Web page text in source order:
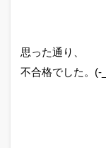
思った通り、
不合格でした。(-